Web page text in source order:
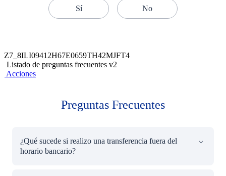
Sí No
Z7_8ILI09412H67E0659TH42MJFT4
Listado de preguntas frecuentes v2
Acciones
Preguntas Frecuentes
¿Qué sucede si realizo una transferencia fuera del
horario bancario?